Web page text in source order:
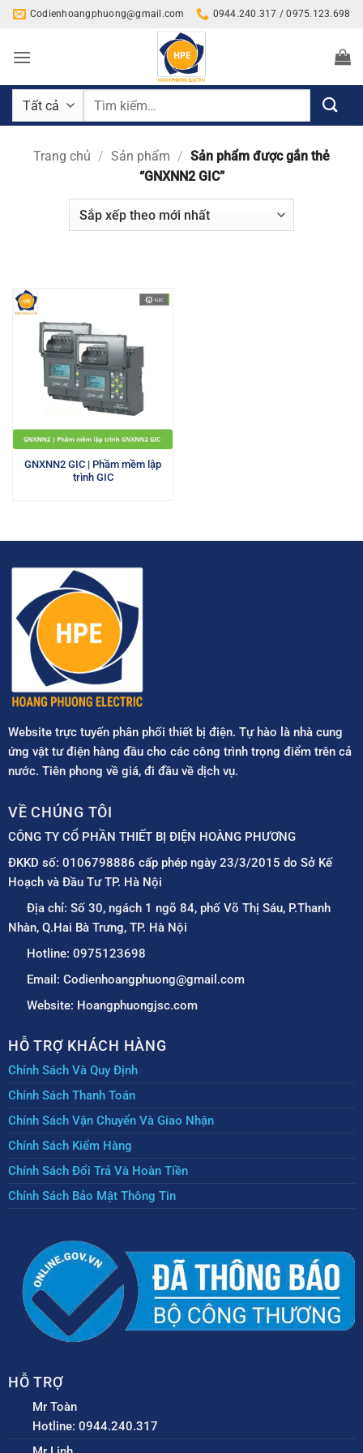
Bỏ
nội
Codienhoangphuong@gmail.com 0944.240.317 / 0975.123.698
Tìm
Trang chủ / Sản phẩm / Sản phẩm được gắn thẻ
“GNXNN2 GIC”
GNXNN2 GIC | Phầm mềm lập
trình GIC
Website trực tuyến phân phối thiết bị điện. Tự hào là nhà cung
ứng vật tư điện hàng đầu cho các công trình trọng điểm trên cả
nước. Tiên phong về giá, đi đầu về dịch vụ.
VỀ CHÚNG TÔI
CÔNG TY CỔ PHẦN THIẾT BỊ ĐIỆN HOÀNG PHƯƠNG
ĐKKD số: 0106798886 cấp phép ngày 23/3/2015 do Sở Kế
Hoạch và Đầu Tư TP. Hà Nội
Địa chỉ: Số 30, ngách 1 ngõ 84, phố Võ Thị Sáu, P.Thanh
Nhàn, Q.Hai Bà Trưng, TP. Hà Nội
Hotline: 0975123698
Email: Codienhoangphuong@gmail.com
Website: Hoangphuongjsc.com
HỖ TRỢ KHÁCH HÀNG
Chính Sách Và Quy Định
Chính Sách Thanh Toán
Chính Sách Vận Chuyển Và Giao Nhận
Chính Sách Kiểm Hàng
Chính Sách Đổi Trả Và Hoàn Tiền
Chính Sách Bảo Mật Thông Tin
HỖ TRỢ
Mr Toàn
Hotline: 0944.240.317